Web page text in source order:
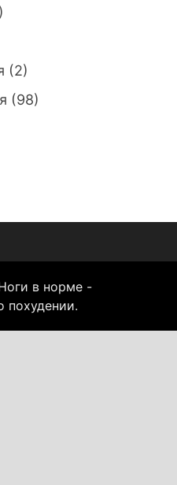
(2)
(98)
в норме -
похудении.